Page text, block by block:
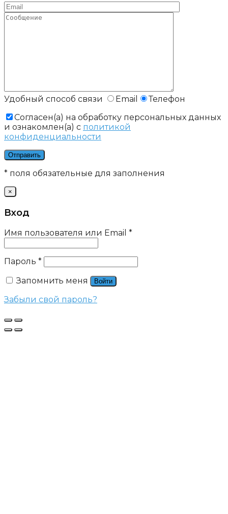
Удобный способ связи Email
Телефон
Cогласен(а) на обработку персональных данных
и ознакомлен(а) с политикой
конфиденциальности
* поля обязательные для заполнения
×
Вход
Имя пользователя или Email *
Пароль *
Запомнить меня
Войти
Забыли свой пароль?